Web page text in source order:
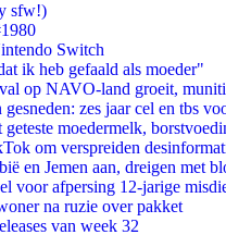
sfw!)
Switch
ik heb gefaald als moeder"
op NAVO-land groeit,
zes jaar cel en tbs
moedermelk,
om verspreiden
en Jemen aan, dreigen met
voor afpersing 12-jarige
na ruzie over pakket
van week 32